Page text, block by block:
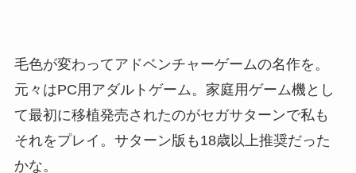
毛色が変わってアドベンチャーゲームの名作を。
元々はPC用アダルトゲーム。家庭用ゲーム機とし
て最初に移植発売されたのがセガサターンで私も
それをプレイ。サターン版も18歳以上推奨だった
かな。